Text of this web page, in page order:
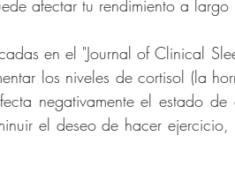
afectar tu rendimiento a
en el "Journal of Clinical
los niveles de cortisol (la
negativamente el estado
el deseo de hacer